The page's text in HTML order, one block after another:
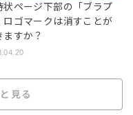
状ページ下部の「ブラプ
ロゴマークは消すことが
ますか？
見る